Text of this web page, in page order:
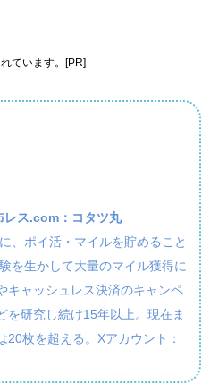
ています。[PR]
レス.com：コタツ丸
、ポイ活・マイルを貯めること
を生かして大量のマイル獲得に
キャッシュレス決済のキャンペ
を研究し続け15年以上。現在ま
枚を超える。Xアカウント：